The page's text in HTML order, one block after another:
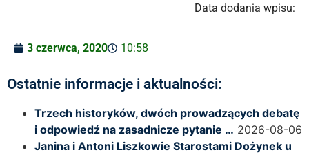
Data dodania wpisu:
3 czerwca, 2020 10:58
Ostatnie informacje i aktualności:
Trzech historyków, dwóch prowadzących debatę
i odpowiedź na zasadnicze pytanie … 2026-08-06
Janina i Antoni Liszkowie Starostami Dożynek u